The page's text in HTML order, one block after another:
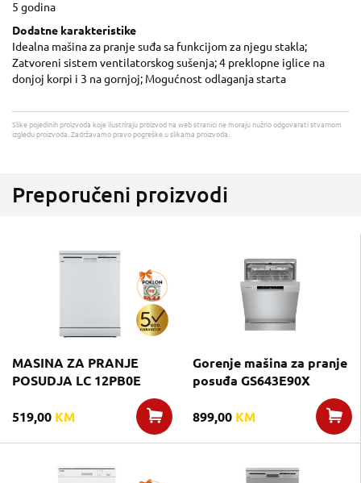
5 godina
Dodatne karakteristike
Idealna mašina za pranje suđa sa funkcijom za njegu stakla;
Zatvoreni sistem ventilatorskog sušenja; 4 preklopne iglice na
donjoj korpi i 3 na gornjoj; Mogućnost odlaganja starta
Slike pojedinih proizvoda koje ilustriraju proizvod na web stranici ne moraju nužno odgovarati stvarnom
izgledu proizvoda. Zadržavamo pravo pogreške u slikama proizvoda.
Preporučeni proizvodi
MASINA ZA PRANJE
POSUDJA LC 12PB0E
519,00 KM
Gorenje mašina za pranje
posuđa GS643E90X
899,00 KM